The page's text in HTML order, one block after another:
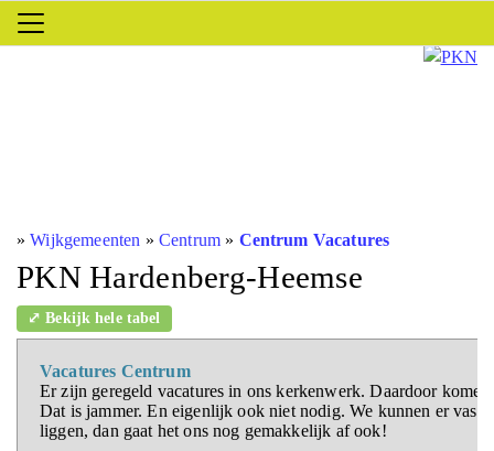
»Wijkgemeenten » Centrum » Centrum Vacatures
PKN Hardenberg-Heemse
⤢ Bekijk hele tabel
Vacatures Centrum
Er zijn geregeld vacatures in ons kerkenwerk. Daardoor
Dat is jammer. En eigenlijk ook niet nodig. We kunnen er
liggen, dan gaat het ons nog gemakkelijk af ook!